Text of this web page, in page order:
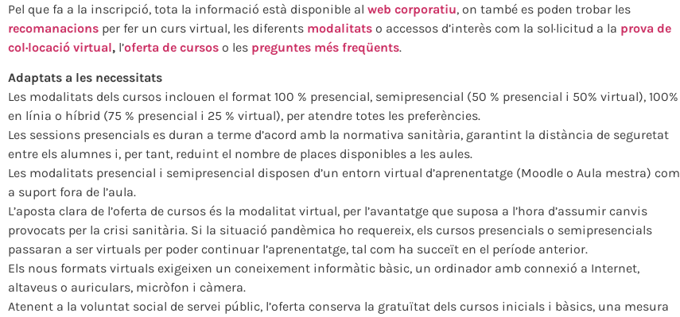
Pel que fa a la inscripció, tota la informació està disponible al web corporatiu, on també es poden trobar les
recomanacions per fer un curs virtual, les diferents modalitats o accessos d’interès com la sol·licitud a la prova de
col·locació virtual, l’oferta de cursos o les preguntes més freqüents.
Adaptats a les necessitats
Les modalitats dels cursos inclouen el format 100 % presencial, semipresencial (50 % presencial i 50% virtual), 100%
en línia o híbrid (75 % presencial i 25 % virtual), per atendre totes les preferències.
Les sessions presencials es duran a terme d’acord amb la normativa sanitària, garantint la distància de seguretat
entre els alumnes i, per tant, reduint el nombre de places disponibles a les aules.
Les modalitats presencial i semipresencial disposen d’un entorn virtual d’aprenentatge (Moodle o Aula mestra) com
a suport fora de l’aula.
L’aposta clara de l’oferta de cursos és la modalitat virtual, per l’avantatge que suposa a l’hora d’assumir canvis
provocats per la crisi sanitària. Si la situació pandèmica ho requereix, els cursos presencials o semipresencials
passaran a ser virtuals per poder continuar l’aprenentatge, tal com ha succeït en el període anterior.
Els nous formats virtuals exigeixen un coneixement informàtic bàsic, un ordinador amb connexió a Internet,
altaveus o auriculars, micròfon i càmera.
Atenent a la voluntat social de servei públic, l’oferta conserva la gratuïtat dels cursos inicials i bàsics, una mesura